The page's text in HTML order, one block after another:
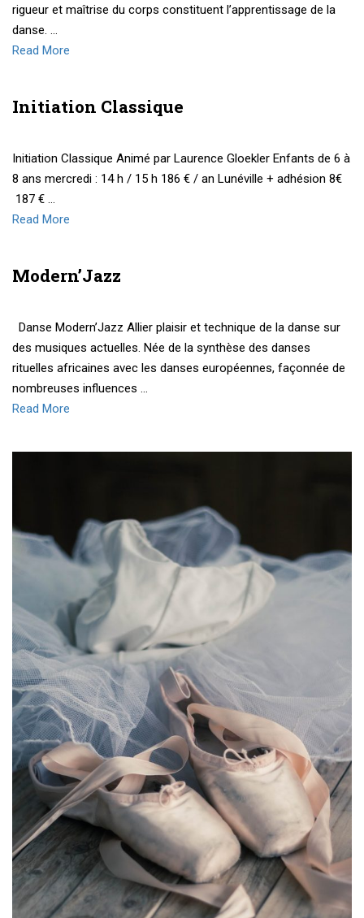
rigueur et maîtrise du corps constituent l’apprentissage de la
danse. …
Read More
Initiation Classique
Initiation Classique Animé par Laurence Gloekler Enfants de 6 à
8 ans mercredi : 14 h / 15 h 186 € / an Lunéville + adhésion 8€
187 € …
Read More
Modern’Jazz
Danse Modern’Jazz Allier plaisir et technique de la danse sur
des musiques actuelles. Née de la synthèse des danses
rituelles africaines avec les danses européennes, façonnée de
nombreuses influences …
Read More